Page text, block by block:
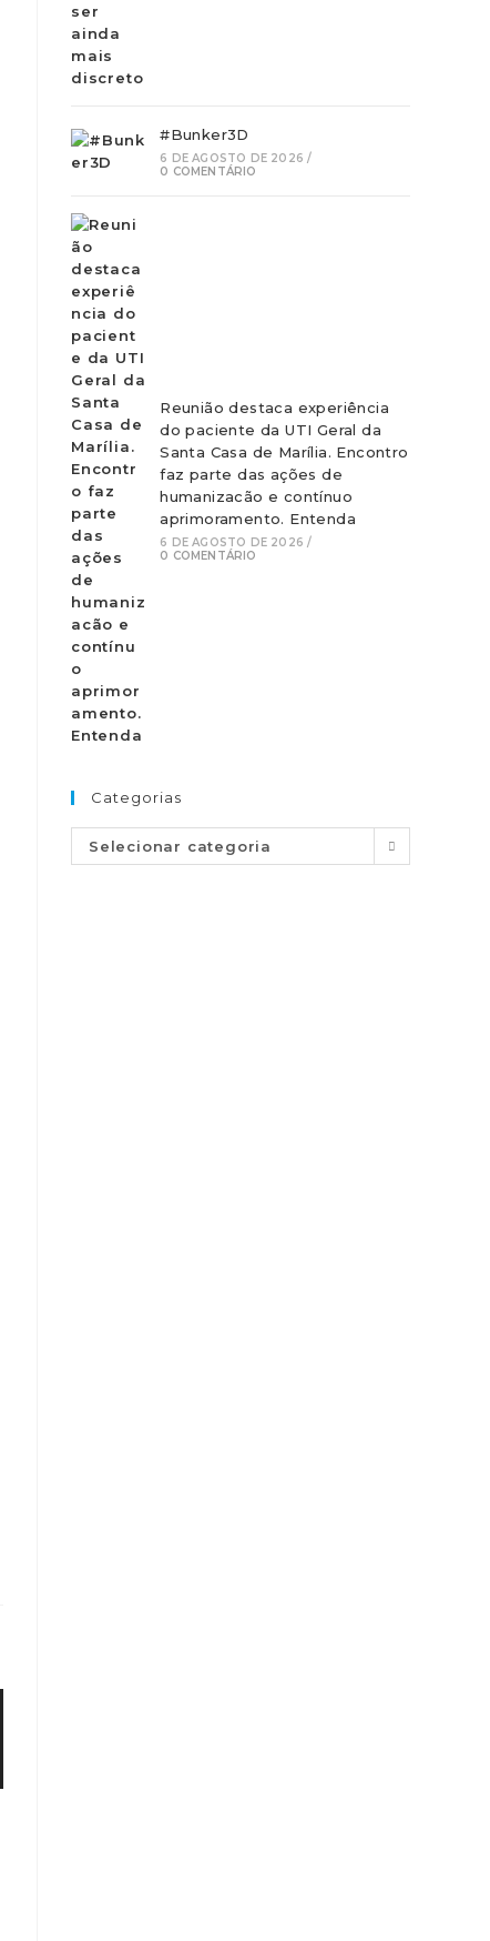
#Bunker3D
6 DE AGOSTO DE 2026 /
0 COMENTÁRIO
Reunião destaca experiência
do paciente da UTI Geral da
Santa Casa de Marília. Encontro
faz parte das ações de
humanizacão e contínuo
aprimoramento. Entenda
6 DE AGOSTO DE 2026 /
0 COMENTÁRIO
Categorias
Selecionar categoria